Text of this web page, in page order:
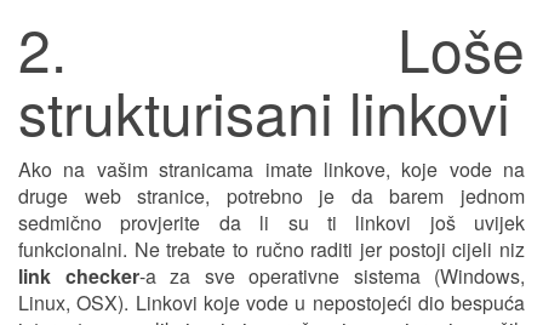
2. Loše
strukturisani linkovi
Ako na vašim stranicama imate linkove, koje vode na
druge web stranice, potrebno je da barem jednom
sedmično provjerite da li su ti linkovi još uvijek
funkcionalni. Ne trebate to ručno raditi jer postoji cijeli niz
link checker-a za sve operativne sistema (Windows,
Linux, OSX). Linkovi koje vode u nepostojeći dio bespuća